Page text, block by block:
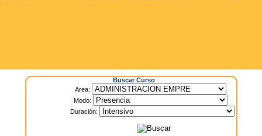
Buscar Curso
Area:
Modo:
Duración: